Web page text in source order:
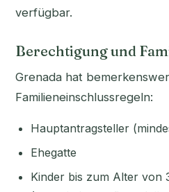
verfügbar.
Berechtigung und
Grenada hat
Familieneinschlussregeln:
Hauptantragsteller
Ehegatte
Kinder bis zum Alter von